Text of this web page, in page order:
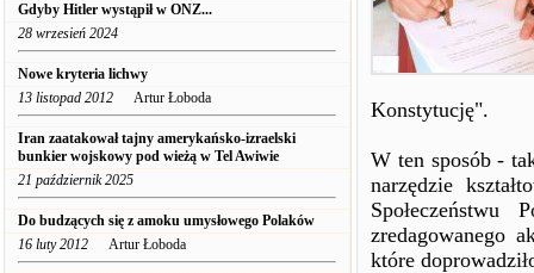
Gdyby Hitler wystąpił w ONZ...
28 wrzesień 2024
Nowe kryteria lichwy
13 listopad 2012 Artur Łoboda
Iran zaatakował tajny amerykańsko-izraelski
bunkier wojskowy pod wieżą w Tel Awiwie
21 październik 2025
Do budzących się z amoku umysłowego Polaków
16 luty 2012 Artur Łoboda
Konstytucję".
W ten sposób -
narzędzie
zredagowanego
które